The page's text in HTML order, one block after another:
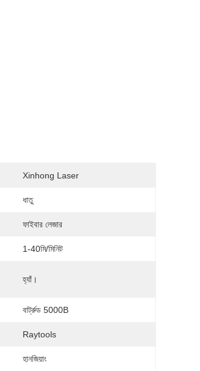
Xinhong Laser
ধাতু
ফাইবার লেজার
1-40মি/মিনিট
হ্যাঁ।
বার্ট্রুড 5000B
Raytools
হানজিয়াং